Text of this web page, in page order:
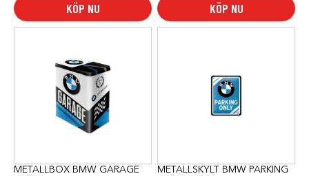
KÖP NU KÖP NU
METALLBOX BMW GARAGE
METALLSKYLT BMW PARKING